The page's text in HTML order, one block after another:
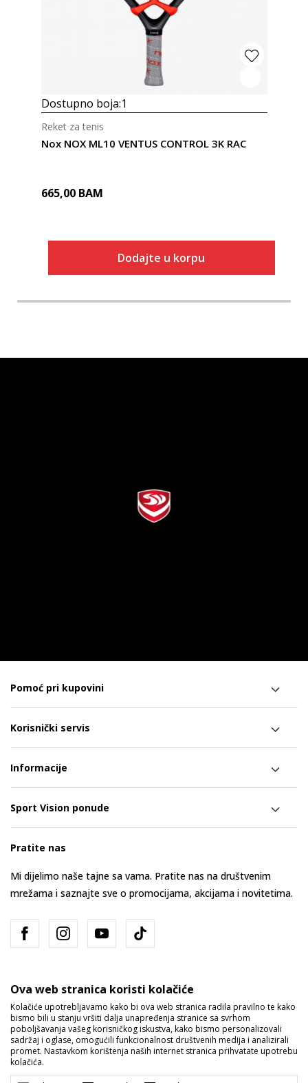
Dostupno boja:1
Nox NOX ML10 VENTUS CONTROL 3K RAC
Reket za tenis
665,00 BAM
Dodajte u korpu
Pomoć pri kupovini
Korisnički servis
Informacije
Sport Vision ponude
Pratite nas
Mi dijelimo naše tajne sa vama. Pratite nas na društvenim
mrežama i saznajte sve o promocijama, akcijama i novitetima.
Bosna i Hercegovina Promijenite
Ova web stranica koristi kolačiće
Kolačiće upotrebljavamo kako bi ova web stranica radila pravilno te kako
bismo bili u stanju vršiti dalja unapređenja stranice sa svrhom
poboljšavanja vašeg korisničkog iskustva, kako bismo personalizovali
sadržaj i oglase, omogućili funkcionalnost društvenih medija i analizirali
promet. Nastavkom korištenja naših internet stranica prihvatate upotrebu
kolačića.